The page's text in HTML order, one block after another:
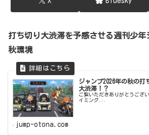
打ち切り大渋滞を予感させる週刊少年
秋環境
ジャンプ2026年の秋の打
大渋滞！？
ご覧いただきありがとうござ
イミング...
jump-otona.com